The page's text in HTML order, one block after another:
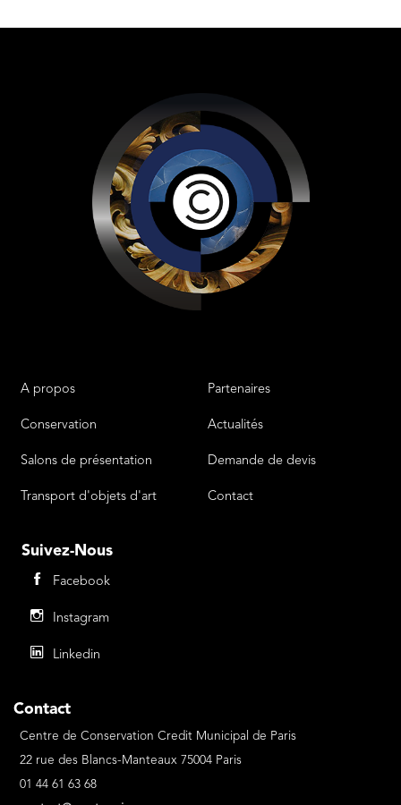
A propos
Conservation
Salons de présentation
Transport d'objets d'art
Partenaires
Actualités
Demande de devis
Contact
Suivez-Nous
Facebook
Instagram
Linkedin
Contact
Centre de Conservation Credit Municipal de Paris
22 rue des Blancs-Manteaux 75004 Paris
01 44 61 63 68